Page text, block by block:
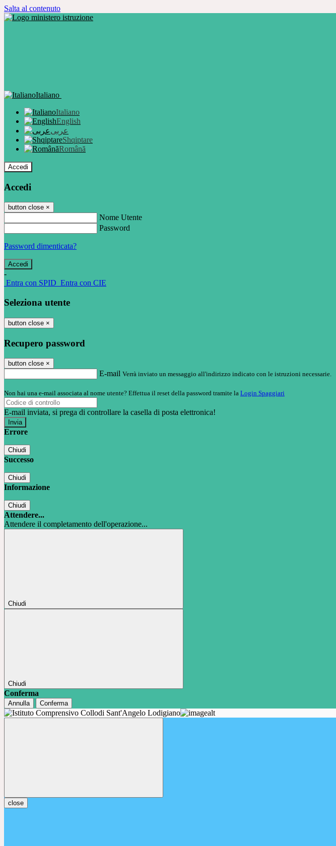
Salta al contenuto
Italiano
Italiano
English
عربى
Shqiptare
Română
Accedi
Accedi
button close ×
Nome Utente
Password
Password dimenticata?
-
Entra con SPID Entra con CIE
Seleziona utente
button close ×
Recupero password
button close ×
E-mail Verrà inviato un messaggio all'indirizzo indicato con le istruzioni necessarie.
Non hai una e-mail associata al nome utente? Effettua il reset della password tramite la Login Spaggiari
E-mail inviata, si prega di controllare la casella di posta elettronica!
Errore
Chiudi
Successo
Chiudi
Informazione
Chiudi
Attendere...
Attendere il completamento dell'operazione...
Chiudi
Chiudi
Conferma
Annulla Conferma
close